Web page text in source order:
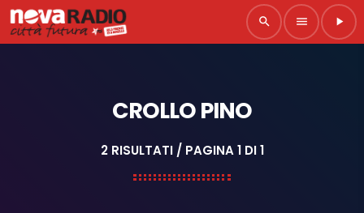
search menu play_arrow
CROLLO PINO
2 RISULTATI / PAGINA 1 DI 1